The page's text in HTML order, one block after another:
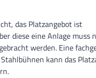
das Platzangebot ist
diese eine Anlage muss
werden. Eine
kann das